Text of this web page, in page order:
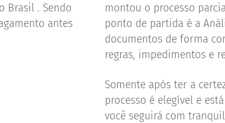
Brasil . Sendo
antes
montou o processo
ponto de partida é a
documentos de forma
regras, impedimentos e
Somente após ter a
processo é elegível e
você seguirá com